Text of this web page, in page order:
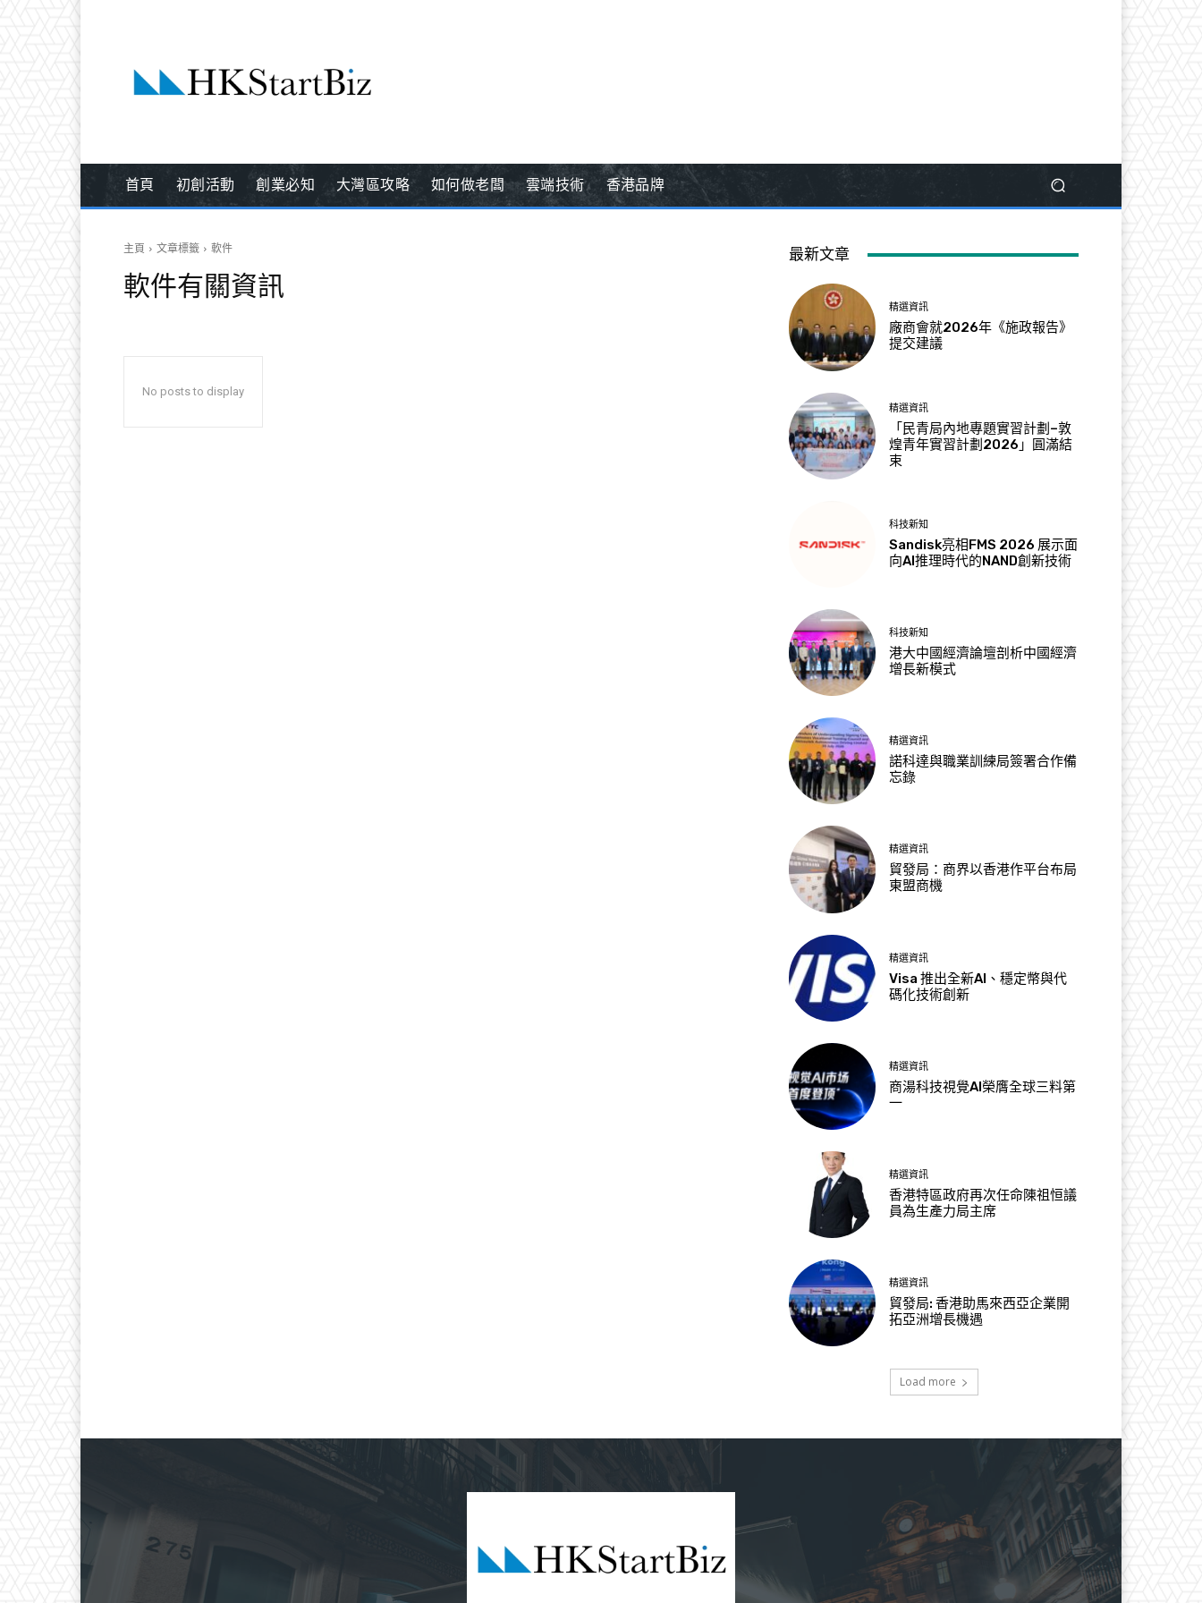
首頁 初創活動 創業必知 大灣區攻略 如何做老闆 雲端技術 香港品牌
主頁 文章標籤 軟件
軟件有關資訊
No posts to display
最新文章
精選資訊
廠商會就2026年《施政報告》
提交建議
精選資訊
「民青局內地專題實習計劃–敦
煌青年實習計劃2026」圓滿結
束
科技新知
Sandisk亮相FMS 2026 展示面
向AI推理時代的NAND創新技術
科技新知
港大中國經濟論壇剖析中國經濟
增長新模式
精選資訊
諾科達與職業訓練局簽署合作備
忘錄
精選資訊
貿發局：商界以香港作平台布局
東盟商機
精選資訊
Visa 推出全新AI、穩定幣與代
碼化技術創新
精選資訊
商湯科技視覺AI榮膺全球三料第
一
精選資訊
香港特區政府再次任命陳祖恒議
員為生產力局主席
精選資訊
貿發局: 香港助馬來西亞企業開
拓亞洲增長機遇
Load more